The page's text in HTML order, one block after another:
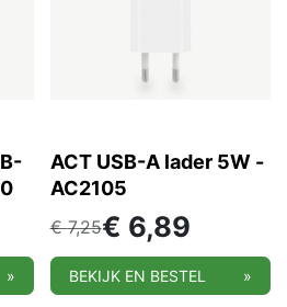
»
ACT USB-A lader 5W -
AC2105
€7,25€ 6,89
BEKIJK EN BESTEL »